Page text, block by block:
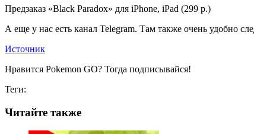
Предзаказ «Black Paradox» для iPhone, iPad (299 р.)
А еще у нас есть канал Telegram. Там также очень удобно
Источник
Нравится Pokemon GO? Тогда подписывайся!
Теги:
Читайте также